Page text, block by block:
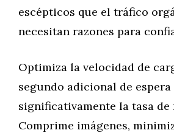
escépticos que el tráfico
necesitan razones para
Optimiza la velocidad de
segundo adicional de
significativamente la tasa de
Comprime imágenes,